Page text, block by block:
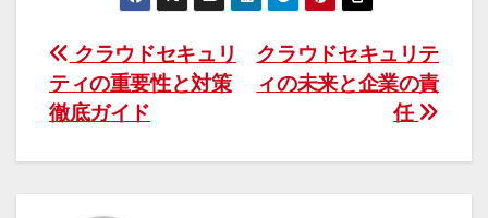
投
稿
ナ
クラウドセキュリテ
ィの未来と企業の責
任
クラウドセキュリ
ティの重要性と対策
徹底ガイド